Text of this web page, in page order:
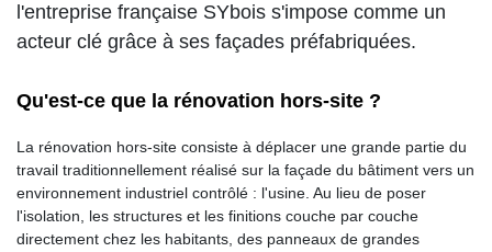
l'entreprise française SYbois s'impose comme un
acteur clé grâce à ses façades préfabriquées.
Qu'est-ce que la rénovation hors-site ?
La rénovation hors-site consiste à déplacer une grande partie du
travail traditionnellement réalisé sur la façade du bâtiment vers un
environnement industriel contrôlé : l'usine. Au lieu de poser
l'isolation, les structures et les finitions couche par couche
directement chez les habitants, des panneaux de grandes